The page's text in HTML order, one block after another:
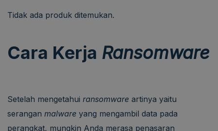
Tidak ada produk ditemukan.
Cara Kerja Ransomware
Setelah mengetahui ransomware artinya yaitu
serangan malware yang mengambil data pada
perangkat, mungkin Anda merasa penasaran